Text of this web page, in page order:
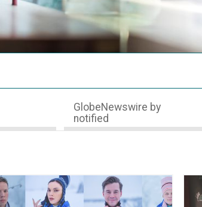
GlobeNewswire by
notified